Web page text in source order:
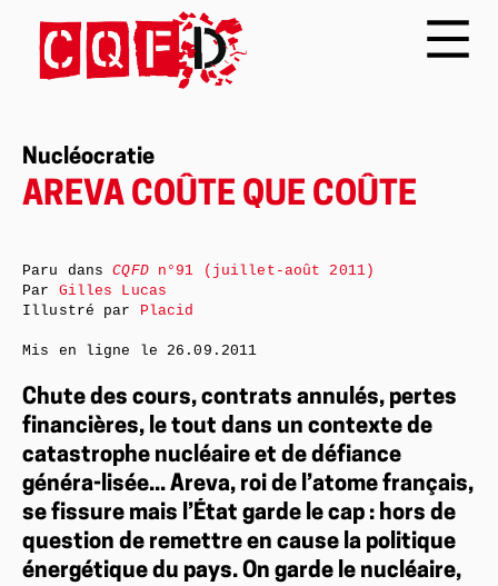
Nucléocratie
AREVA COÛTE QUE COÛTE
Chute des cours, contrats annulés, pertes
financières, le tout dans un contexte de
catastrophe nucléaire et de défiance
généra-lisée... Areva, roi de l’atome français,
se fissure mais l’État garde le cap : hors de
question de remettre en cause la politique
énergétique du pays. On garde le nucléaire,
Paru dansCQFDn°91 (juillet-août 2011)
Par Gilles Lucas
Illustré par Placid
Mis en ligne le 26.09.2011